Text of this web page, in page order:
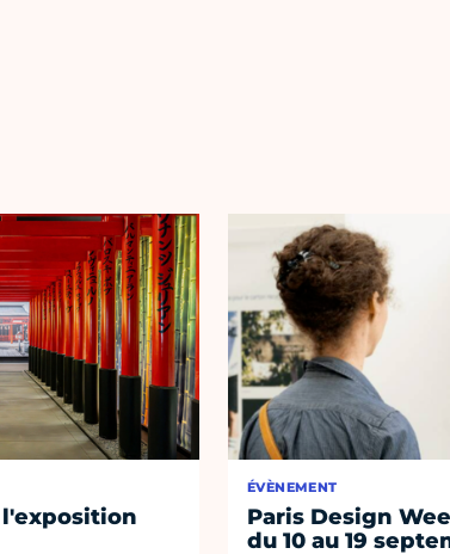
l'exposition
ÉVÈNEMENT
Paris Design
du 10 au 19